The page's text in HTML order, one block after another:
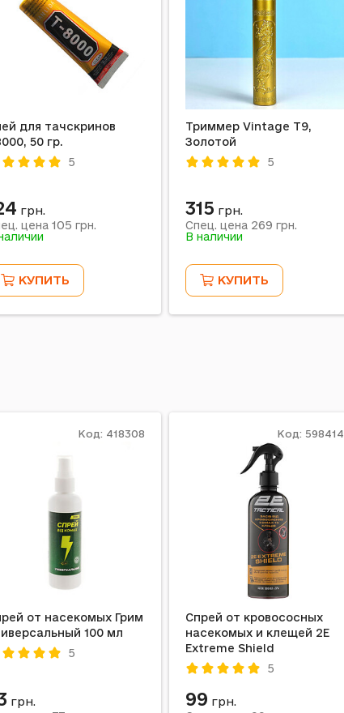
для тачскринов
50 гр.
5
грн.
цена 105 грн.
КУПИТЬ
Триммер Vintage T9,
Золотой
5
315 грн.
Спец. цена 269 грн.
В наличии
КУПИТЬ
от насекомых Грим
100 мл
5
Код: 418308
грн.
Спрей от кровососных
насекомых и клещей 2E
Extreme Shield
5
Код: 598414
99 грн.